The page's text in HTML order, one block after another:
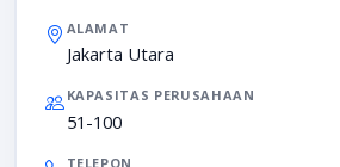
ALAMAT
Jakarta Utara
KAPASITAS PERUSAHAAN
51-100
TELEPON